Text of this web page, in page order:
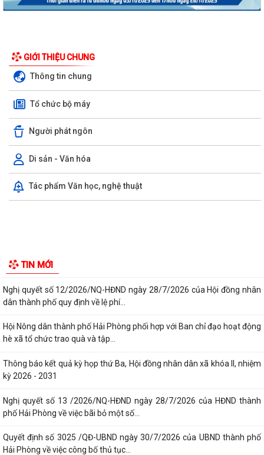
GIỚI THIỆU CHUNG
Thông tin chung
Tổ chức bộ máy
Người phát ngôn
Di sản - Văn hóa
Tác phẩm Văn học, nghệ thuật
TIN MỚI
nghiệp và Môi trường Quy định về xử...
thành phố về việc công bố danh mục thủ...
Công văn triển khai thực hiện Nghị định số 281/2026/NĐ-CP ngày
13/7/2026 của Chính phủ và Văn bản...
Công văn phối hợp triển khai các hoạt động trước khi ngừng hoạt động
mạng thông tin di động công...
Nghị quyết số 12/2026/NQ-HĐND ngày 28/7/2026 của Hội đồng nhân
dân thành phố quy định về lệ phí...
Hội Nông dân thành phố Hải Phòng phối hợp với Ban chỉ đạo hoạt động
hè xã tổ chức trao quà và tập...
Thông báo kết quả kỳ họp thứ Ba, Hội đồng nhân dân xã khóa II, nhiệm
kỳ 2026 - 2031